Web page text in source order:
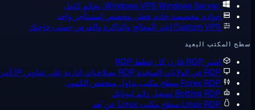
Windows VPS Windows Server، تحكم كامل
خوادم مخصصة خادم فعلي مخصص لمستأجر واحد
Custom VPS اختر المعالج والذاكرة والقرص حسب حاجتك
سطح المكتب البعيد
اشترِ RDP
قارن كل خطط RDP
RDP في الولايات المتحدة
RDP بصلاحيات إدارية على عناوين IP أمريكية
Forex RDP سطح مكتب تداول منخفض الكمون
Botting RDP تشغيل دائم لبوتاتك
Linux RDP سطح مكتب Linux عن بُعد